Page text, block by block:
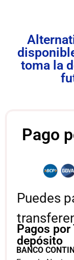
toma la
Pago
Puedes
BANCO
Pagos
depósito